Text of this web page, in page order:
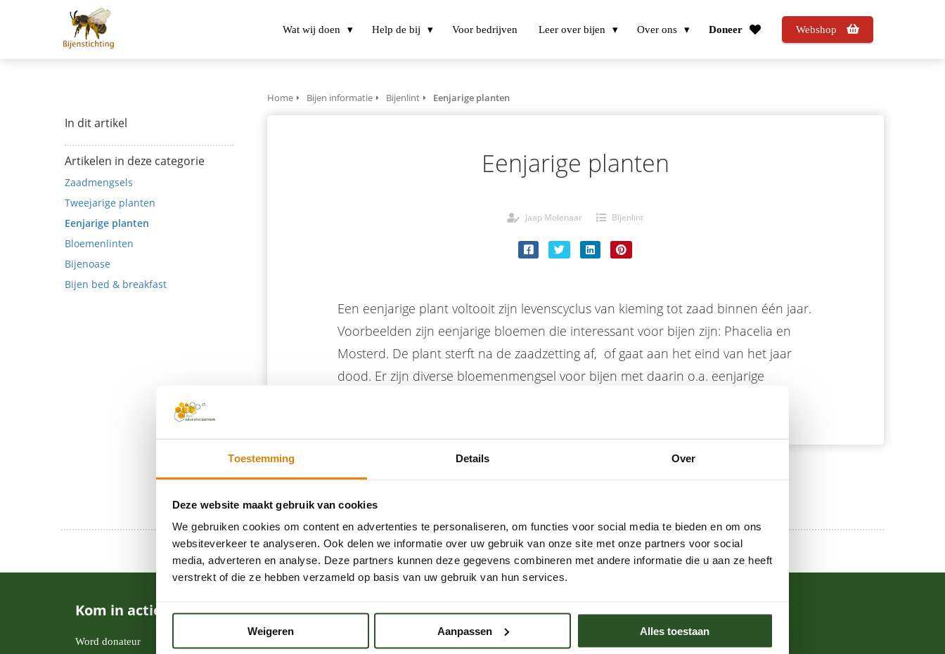
Toestemming Details Over
Deze website maakt gebruik van cookies
We gebruiken cookies om content en advertenties te personaliseren, om functies voor social media te bieden en om ons
websiteverkeer te analyseren. Ook delen we informatie over uw gebruik van onze site met onze partners voor social
media, adverteren en analyse. Deze partners kunnen deze gegevens combineren met andere informatie die u aan ze heeft
verstrekt of die ze hebben verzameld op basis van uw gebruik van hun services.
Weigeren Aanpassen Alles toestaan
Wat wij doen Help de bij Voor bedrijven Leer over bijen Over ons Doneer Webshop
In dit artikel
Artikelen in deze categorie
Zaadmengsels
Tweejarige planten
Eenjarige planten
Bloemenlinten
Bijenoase
Bijen bed & breakfast
Home Bijen informatie Bijenlint Eenjarige planten
Eenjarige planten
Jaap Molenaar Bijenlint
Een eenjarige plant voltooit zijn levenscyclus van kieming tot zaad binnen één jaar.
Voorbeelden zijn eenjarige bloemen die interessant voor bijen zijn: Phacelia en
Mosterd. De plant sterft na de zaadzetting af, of gaat aan het eind van het jaar
dood. Er zijn diverse bloemenmengsel voor bijen met daarin o.a. eenjarige
Kom in actie
Word donateur
Over de Bijenstichting